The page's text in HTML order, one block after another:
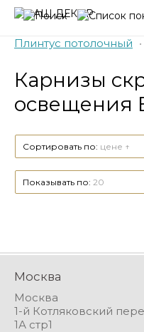
Плинтус потолочный •
Карнизы
освещения
Сортировать по: цене ↑
Показывать по: 20
Москва
Москва
1-й Котляковский
1А стр1